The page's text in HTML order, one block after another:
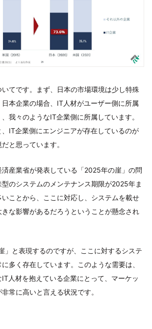
てです。まず、日本の市場環境は少し特殊
本企業の場合、IT人材がユーザー側に所属
我々のようなIT企業側に所属しています。
IT企業側にエンジニアが存在しているのが
と思っています。
済産業省が発表している「2025年の崖」の問
のシステムのメンテナンス期限が2025年ま
ことから、ここに対応し、システムを載せ
な影響があるだろうということが懸念され
」と表現するのですが、ここに対するシステ
多く存在しています。このような需要は、
人材を抱えている企業にとって、マーケッ
常に高いと言える状況です。